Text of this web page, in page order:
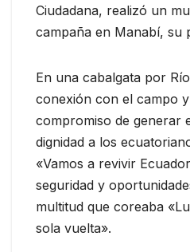
Ciudadana, realizó un
campaña en Manabí, su
En una cabalgata por
conexión con el campo
compromiso de generar
dignidad a los
«Vamos a revivir
seguridad y
multitud que coreaba
sola vuelta».